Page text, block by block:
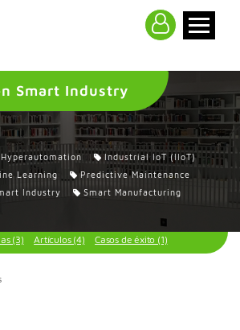
Smart Industry
Hyperautomation
Industrial IoT (IIoT)
Learning
Predictive Maintenance
Industry
Smart Manufacturing
(3) Artículos (4) Casos de éxito (1)